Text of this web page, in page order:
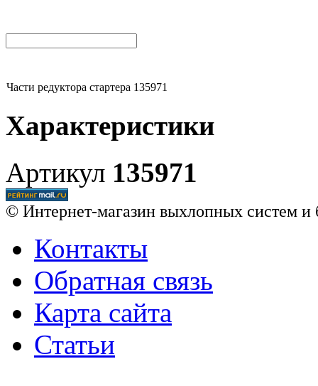
Части редуктора стартера 135971
Характеристики
Артикул 135971
© Интернет-магазин выхлопных систем и
Контакты
Обратная связь
Карта сайта
Статьи